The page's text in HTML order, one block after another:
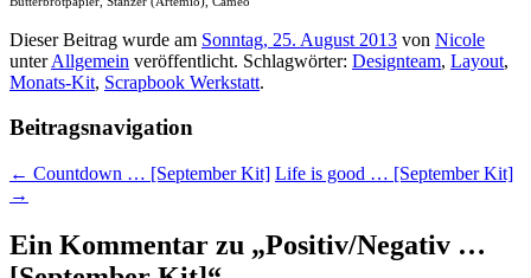
Dieser Beitrag wurde am Sonntag, 25. August 2013 von Nicole
unterAllgemein veröffentlicht. Schlagwörter: Designteam, Layout,
Monats-Kit, Scrapbook Werkstatt.
Beitragsnavigation
← Countdown … [September Kit] Life is good … [September Kit]
→
Ein Kommentar zu „Positiv/Negativ …